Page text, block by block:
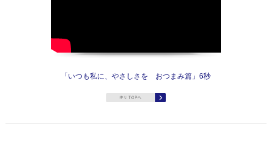
「いつも私に、やさしさを おつまみ篇」6秒